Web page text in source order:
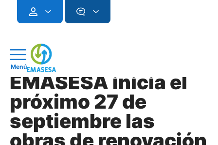
Menú
EMASESA inicia el
próximo 27 de
septiembre las